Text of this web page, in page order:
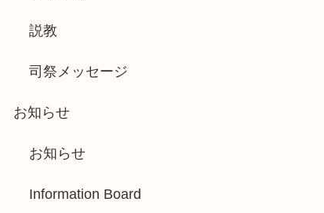
説教
司祭メッセージ
お知らせ
お知らせ
Information Board